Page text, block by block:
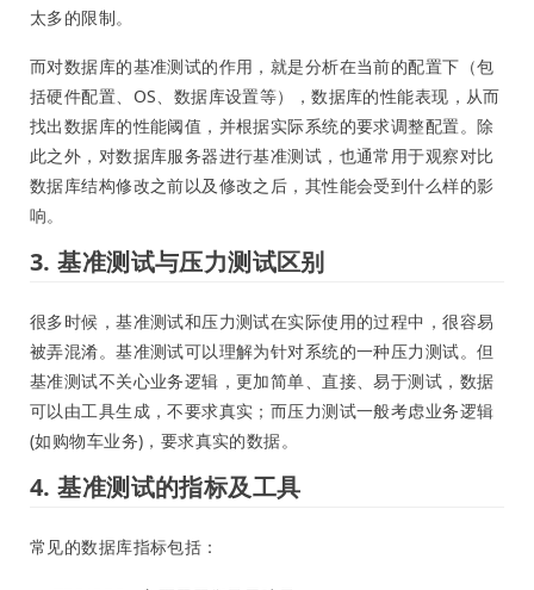
太多的限制。
而对数据库的基准测试的作用，就是分析在当前的配置下（包
括硬件配置、OS、数据库设置等），数据库的性能表现，从而
找出数据库的性能阈值，并根据实际系统的要求调整配置。除
此之外，对数据库服务器进行基准测试，也通常用于观察对比
数据库结构修改之前以及修改之后，其性能会受到什么样的影
响。
3. 基准测试与压力测试区别
很多时候，基准测试和压力测试在实际使用的过程中，很容易
被弄混淆。基准测试可以理解为针对系统的一种压力测试。但
基准测试不关心业务逻辑，更加简单、直接、易于测试，数据
可以由工具生成，不要求真实；而压力测试一般考虑业务逻辑
(如购物车业务)，要求真实的数据。
4. 基准测试的指标及工具
常见的数据库指标包括：